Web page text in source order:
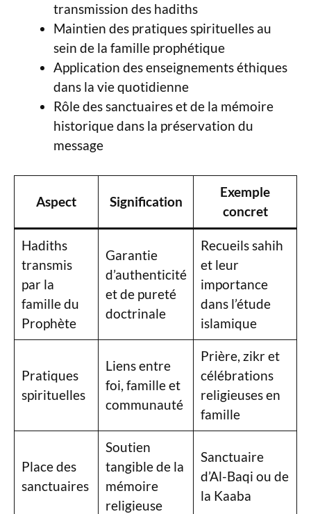
transmission des hadiths
Maintien des pratiques spirituelles au
sein de la famille prophétique
Application des enseignements éthiques
dans la vie quotidienne
Rôle des sanctuaires et de la mémoire
historique dans la préservation du
message
Aspect Signification
Exemple
concret
Hadiths
transmis
par la
famille du
Prophète
Garantie
d’authenticité
et de pureté
doctrinale
Recueils sahih
et leur
importance
dans l’étude
islamique
Pratiques
spirituelles
Liens entre
foi, famille et
communauté
Prière, zikr et
célébrations
religieuses en
famille
Place des
sanctuaires
Soutien
tangible de la
mémoire
religieuse
Sanctuaire
d’Al-Baqi ou de
la Kaaba